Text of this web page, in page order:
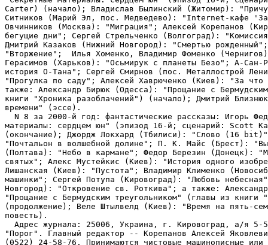
Carter) (начало); Владислав Былинский (Житомир):
Ситников (Марий Эл, пос. Медведево): "Internet-кафе
Овчинников (Москва): "Миграция"; Алексей Корепанов
бегущие дни"; Сергей Стрельченко (Волгоград):
Дмитрий Казаков (Нижний Новгород): "Смертью
"Вторжение";  Илья Хоменко, Владимир Фоменко
Герасимов (Харьков): "Осьмирук с планеты Безо"; А-Сан-
история О-Тана"; Сергей Смирнов (пос. Металлострой
"Прогулка по саду"; Алексей Хаврюченко (Киев): "За
также: Александр Бирюк (Одесса): "Прощание с
книги "Хроника разоблачений") (начало); Дмитрий
времени" (эссе).
N 8 за 2000-й год: фантастические рассказы: Игорь
материалы: сердцем юн" (эпизод 16-й; сценарий: Scott
(окончание); Джордж Локхард (Тбилиси): "Слово (16
"Почтальон в волшебной долине"; П. К. Майс (Брест):
(Полтава): "Небо в кармане"; Федор Березин (Донецк):
святых"; Алекс Мустейкис (Киев): "История одного
Лишанская (Киев): "Пустота"; Владимир Клименко
машинки"; Сергей Потупа (Кировоград): "Любовь
Новгород): "Откровение св. Роткива"; а также:
"Прощание с Бермудским треугольником" (главы из книги
(продолжение); Веле Штылвелд (Киев): "Время на пять-
повесть).
Адрес журнала: 25006, Украина, г. Кировоград, а/я 5-
"Порог". Главный редактор -- Корепанов Алексей
(0522) 24-58-76. Принимаются чистовые машинописные или